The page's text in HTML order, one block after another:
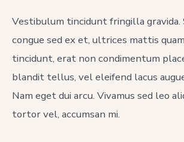
Vestibulum tincidunt fringilla gravida.
congue sed ex et, ultrices mattis
tincidunt, erat non condimentum
blandit tellus, vel eleifend lacus
Nam eget dui arcu. Vivamus sed leo
tortor vel, accumsan mi.